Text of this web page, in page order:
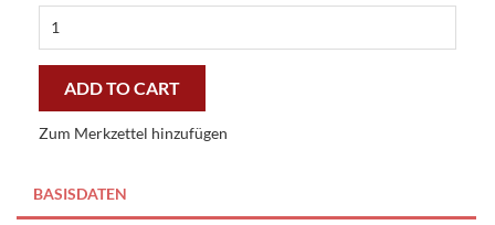
Rubber
Classic
45
cm
-
ADD TO CART
Zum Merkzettel hinzufügen
BASISDATEN